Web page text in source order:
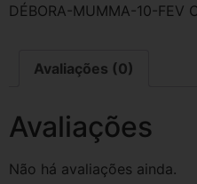
DÉBORA-MUMMA-10-FEV
Avaliações (0)
Avaliações
Não há avaliações ainda.